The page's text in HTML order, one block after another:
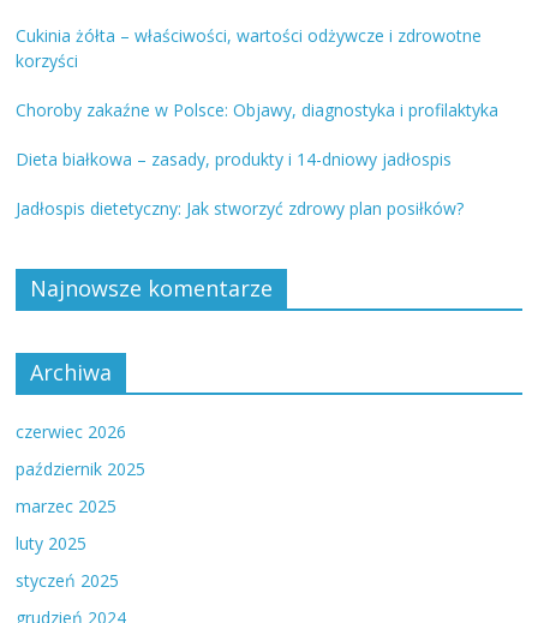
Cukinia żółta – właściwości, wartości odżywcze i zdrowotne
korzyści
Choroby zakaźne w Polsce: Objawy, diagnostyka i profilaktyka
Dieta białkowa – zasady, produkty i 14-dniowy jadłospis
Jadłospis dietetyczny: Jak stworzyć zdrowy plan posiłków?
Najnowsze komentarze
Archiwa
czerwiec 2026
październik 2025
marzec 2025
luty 2025
styczeń 2025
grudzień 2024